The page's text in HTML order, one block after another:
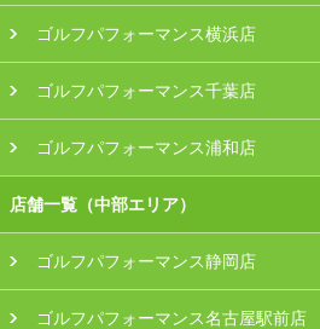
ゴルフパフォーマンス横浜店
ゴルフパフォーマンス千葉店
ゴルフパフォーマンス浦和店
店舗一覧（中部エリア）
ゴルフパフォーマンス静岡店
ゴルフパフォーマンス名古屋駅前店